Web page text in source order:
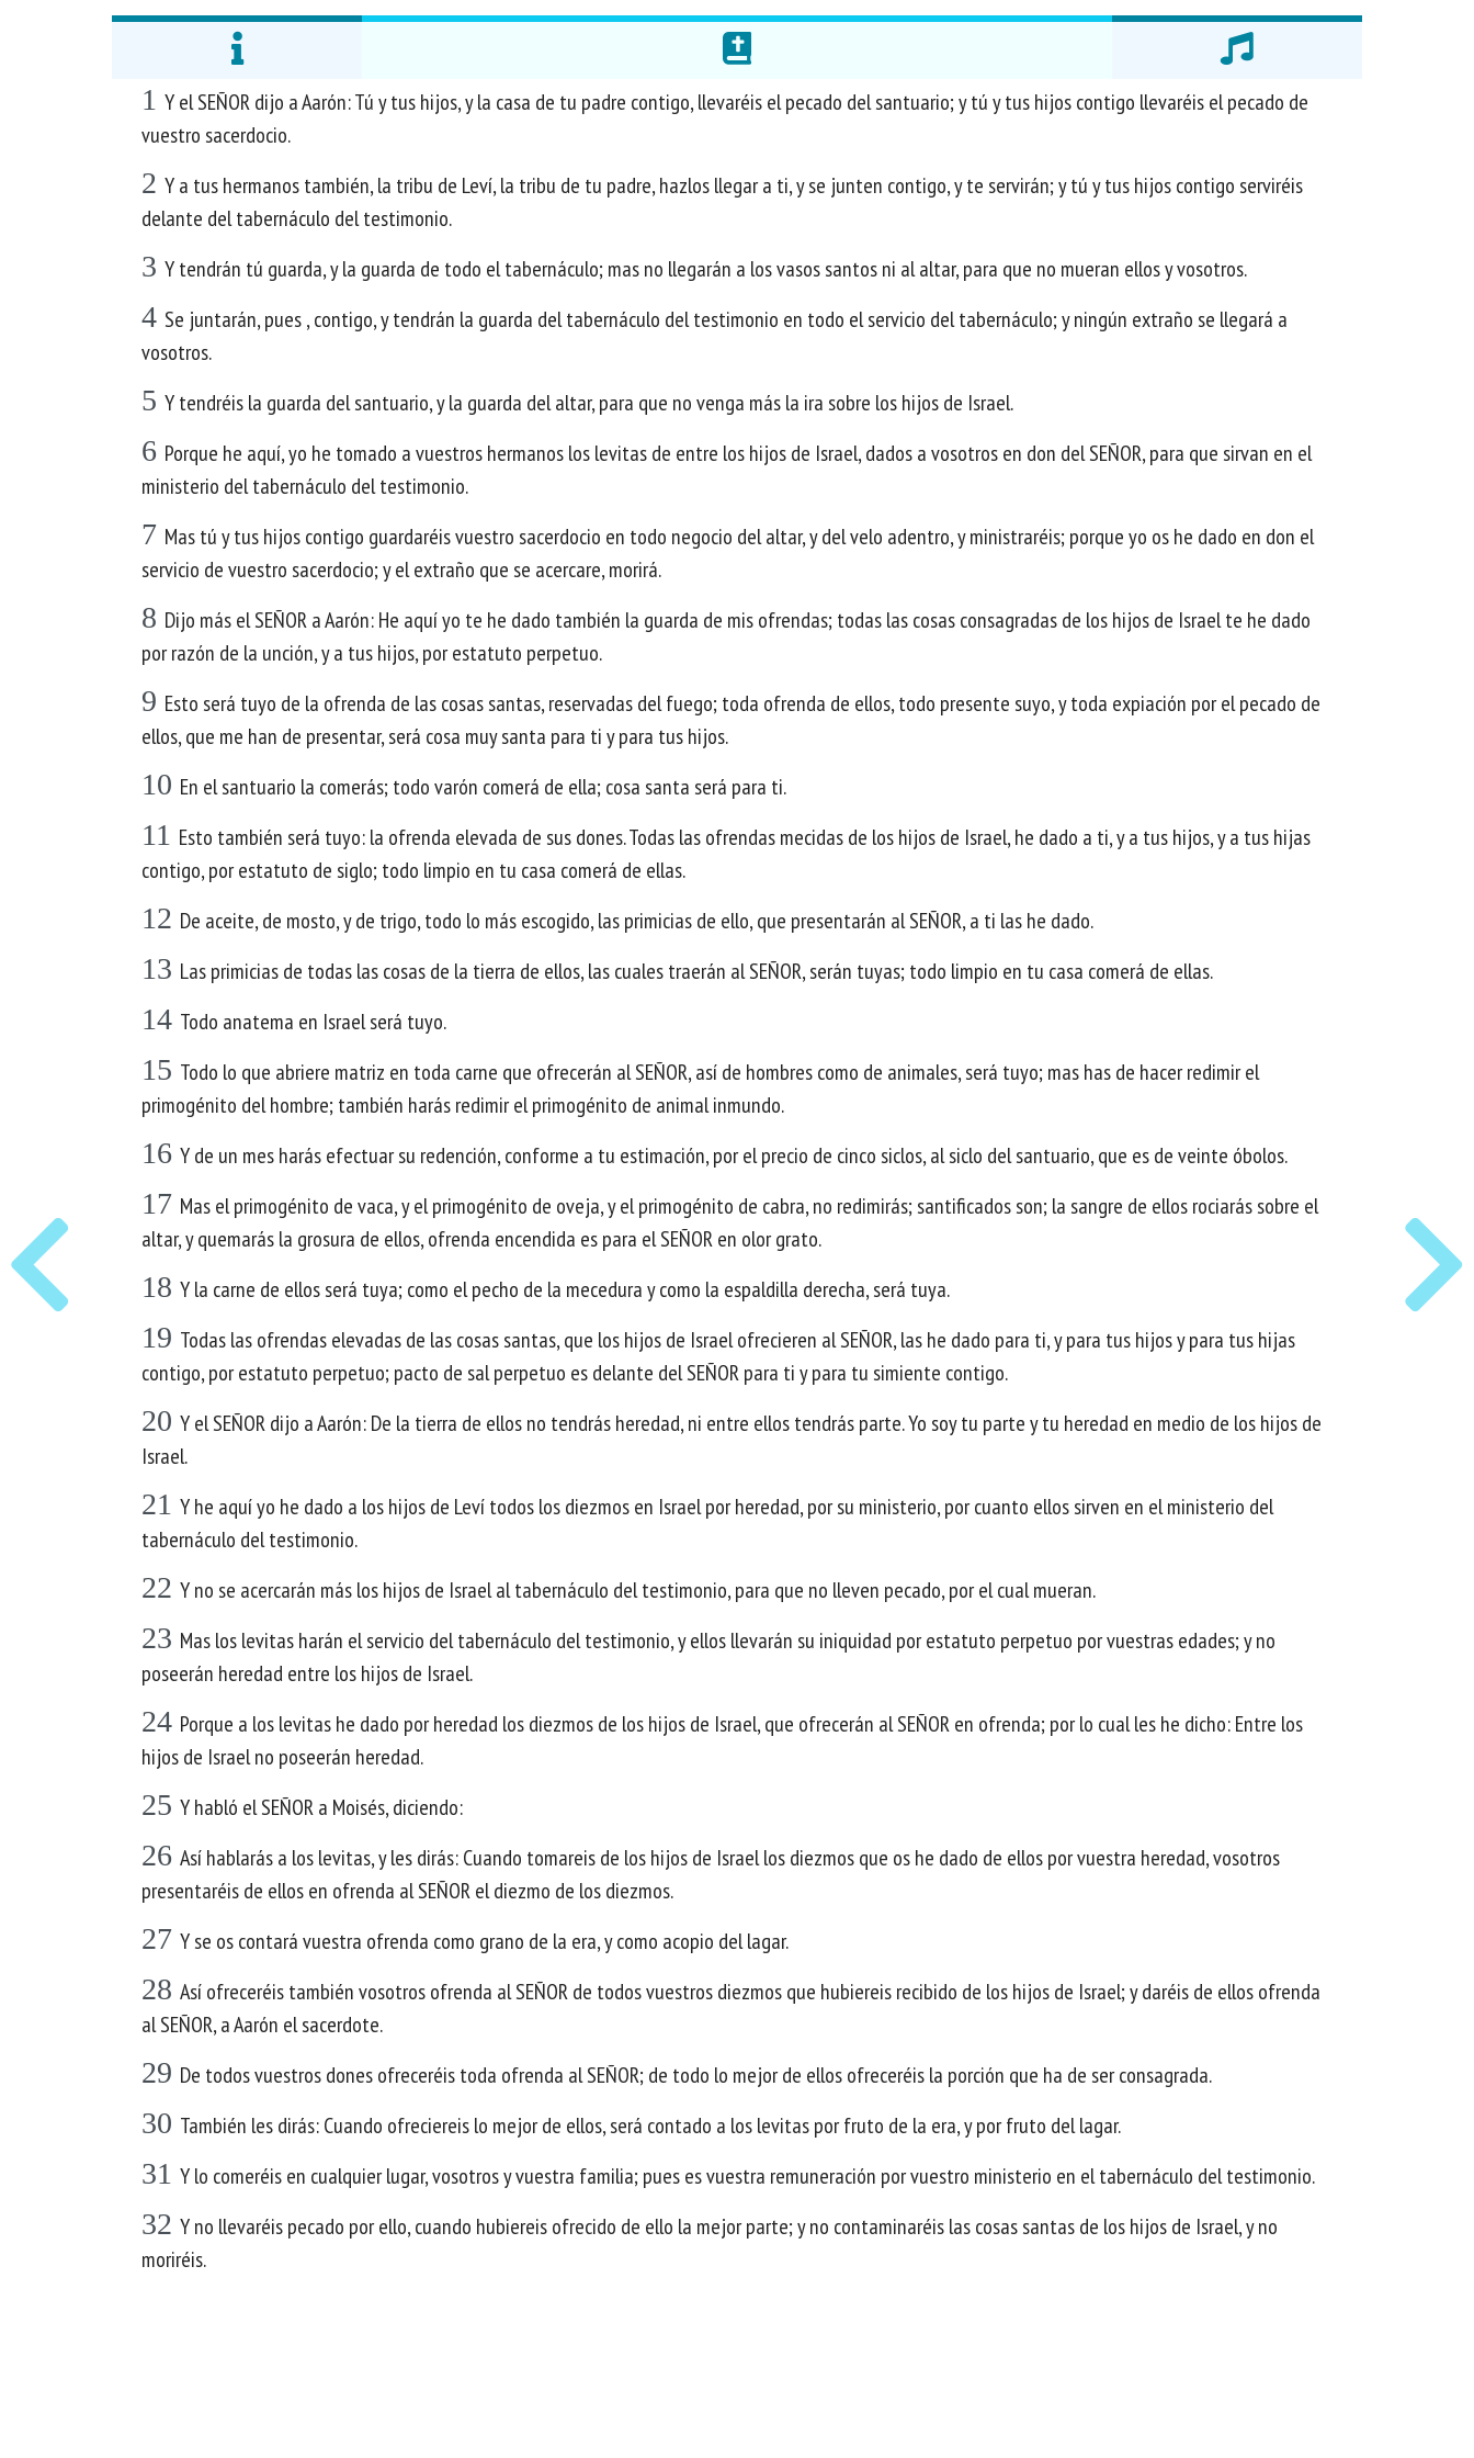
1 Y el SEÑOR dijo a Aarón: Tú y tus hijos, y la casa de tu padre contigo, llevaréis el pecado del santuario; y tú y tus hijos contigo llevaréis el pecado de
vuestro sacerdocio.
2 Y a tus hermanos también, la tribu de Leví, la tribu de tu padre, hazlos llegar a ti, y se junten contigo, y te servirán; y tú y tus hijos contigo serviréis
delante del tabernáculo del testimonio.
3 Y tendrán tú guarda, y la guarda de todo el tabernáculo; mas no llegarán a los vasos santos ni al altar, para que no mueran ellos y vosotros.
4 Se juntarán, pues , contigo, y tendrán la guarda del tabernáculo del testimonio en todo el servicio del tabernáculo; y ningún extraño se llegará a
vosotros.
5 Y tendréis la guarda del santuario, y la guarda del altar, para que no venga más la ira sobre los hijos de Israel.
6 Porque he aquí, yo he tomado a vuestros hermanos los levitas de entre los hijos de Israel, dados a vosotros en don del SEÑOR, para que sirvan en el
ministerio del tabernáculo del testimonio.
7 Mas tú y tus hijos contigo guardaréis vuestro sacerdocio en todo negocio del altar, y del velo adentro, y ministraréis; porque yo os he dado en don el
servicio de vuestro sacerdocio; y el extraño que se acercare, morirá.
8 Dijo más el SEÑOR a Aarón: He aquí yo te he dado también la guarda de mis ofrendas; todas las cosas consagradas de los hijos de Israel te he dado
por razón de la unción, y a tus hijos, por estatuto perpetuo.
9 Esto será tuyo de la ofrenda de las cosas santas, reservadas del fuego; toda ofrenda de ellos, todo presente suyo, y toda expiación por el pecado de
ellos, que me han de presentar, será cosa muy santa para ti y para tus hijos.
10 En el santuario la comerás; todo varón comerá de ella; cosa santa será para ti.
11 Esto también será tuyo: la ofrenda elevada de sus dones. Todas las ofrendas mecidas de los hijos de Israel, he dado a ti, y a tus hijos, y a tus hijas
contigo, por estatuto de siglo; todo limpio en tu casa comerá de ellas.
12 De aceite, de mosto, y de trigo, todo lo más escogido, las primicias de ello, que presentarán al SEÑOR, a ti las he dado.
13 Las primicias de todas las cosas de la tierra de ellos, las cuales traerán al SEÑOR, serán tuyas; todo limpio en tu casa comerá de ellas.
14 Todo anatema en Israel será tuyo.
15 Todo lo que abriere matriz en toda carne que ofrecerán al SEÑOR, así de hombres como de animales, será tuyo; mas has de hacer redimir el
primogénito del hombre; también harás redimir el primogénito de animal inmundo.
16 Y de un mes harás efectuar su redención, conforme a tu estimación, por el precio de cinco siclos, al siclo del santuario, que es de veinte óbolos.
17 Mas el primogénito de vaca, y el primogénito de oveja, y el primogénito de cabra, no redimirás; santificados son; la sangre de ellos rociarás sobre el
altar, y quemarás la grosura de ellos, ofrenda encendida es para el SEÑOR en olor grato.
18 Y la carne de ellos será tuya; como el pecho de la mecedura y como la espaldilla derecha, será tuya.
19 Todas las ofrendas elevadas de las cosas santas, que los hijos de Israel ofrecieren al SEÑOR, las he dado para ti, y para tus hijos y para tus hijas
contigo, por estatuto perpetuo; pacto de sal perpetuo es delante del SEÑOR para ti y para tu simiente contigo.
20 Y el SEÑOR dijo a Aarón: De la tierra de ellos no tendrás heredad, ni entre ellos tendrás parte. Yo soy tu parte y tu heredad en medio de los hijos de
Israel.
21 Y he aquí yo he dado a los hijos de Leví todos los diezmos en Israel por heredad, por su ministerio, por cuanto ellos sirven en el ministerio del
tabernáculo del testimonio.
22 Y no se acercarán más los hijos de Israel al tabernáculo del testimonio, para que no lleven pecado, por el cual mueran.
23 Mas los levitas harán el servicio del tabernáculo del testimonio, y ellos llevarán su iniquidad por estatuto perpetuo por vuestras edades; y no
poseerán heredad entre los hijos de Israel.
24 Porque a los levitas he dado por heredad los diezmos de los hijos de Israel, que ofrecerán al SEÑOR en ofrenda; por lo cual les he dicho: Entre los
hijos de Israel no poseerán heredad.
25 Y habló el SEÑOR a Moisés, diciendo:
26 Así hablarás a los levitas, y les dirás: Cuando tomareis de los hijos de Israel los diezmos que os he dado de ellos por vuestra heredad, vosotros
presentaréis de ellos en ofrenda al SEÑOR el diezmo de los diezmos.
27 Y se os contará vuestra ofrenda como grano de la era, y como acopio del lagar.
28 Así ofreceréis también vosotros ofrenda al SEÑOR de todos vuestros diezmos que hubiereis recibido de los hijos de Israel; y daréis de ellos ofrenda
al SEÑOR, a Aarón el sacerdote.
29 De todos vuestros dones ofreceréis toda ofrenda al SEÑOR; de todo lo mejor de ellos ofreceréis la porción que ha de ser consagrada.
30 También les dirás: Cuando ofreciereis lo mejor de ellos, será contado a los levitas por fruto de la era, y por fruto del lagar.
31 Y lo comeréis en cualquier lugar, vosotros y vuestra familia; pues es vuestra remuneración por vuestro ministerio en el tabernáculo del testimonio.
32 Y no llevaréis pecado por ello, cuando hubiereis ofrecido de ello la mejor parte; y no contaminaréis las cosas santas de los hijos de Israel, y no
moriréis.